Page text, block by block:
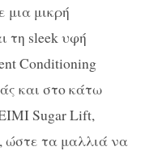
μικρή
τη sleek υφή
Conditioning
και στο κάτω
Sugar Lift,
ώστε τα μαλλιά να